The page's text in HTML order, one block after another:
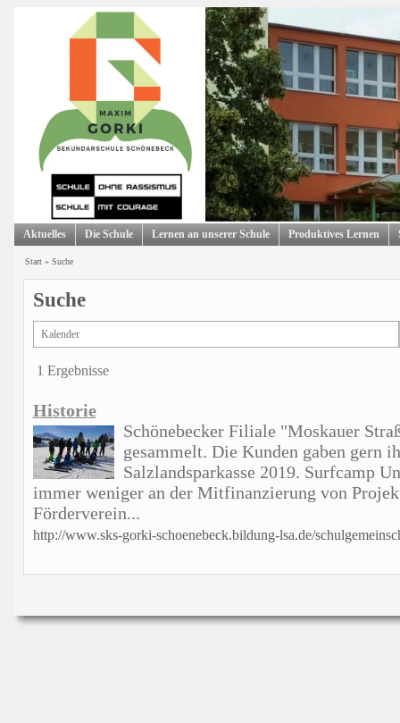
Aktuelles Die Schule Lernen an unserer Schule Produktives Lernen
Start» Suche
Suche
1 Ergebnisse
Historie
Schönebecker Filiale "Moskauer
gesammelt. Die Kunden gaben gern
Salzlandsparkasse 2019. Surfcamp
immer weniger an der Mitfinanzierung von
Förderverein...
http://www.sks-gorki-schoenebeck.bildung-lsa.de/